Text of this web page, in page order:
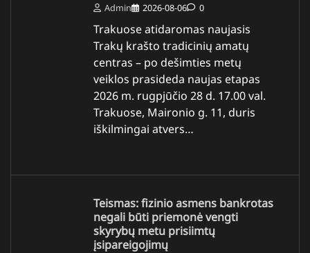
Admin 2026-08-06 0
Trakuose atidaromas naujasis
Trakų krašto tradicinių amatų
centras – po dešimties metų
veiklos prasideda naujas etapas
2026 m. rugpjūčio 28 d. 17.00 val.
Trakuose, Maironio g. 11, duris
iškilmingai atvers…
Teismas: fizinio asmens bankrotas
negali būti priemonė vengti
skyrybų metu prisiimtų
įsipareigojimų